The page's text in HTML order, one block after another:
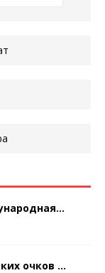
очков ...